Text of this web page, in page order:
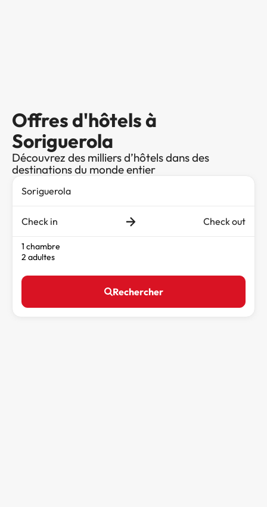
Offres d'hôtels à
Soriguerola
Découvrez des milliers d’hôtels dans des
destinations du monde entier
Check in Check out
1 chambre
2 adultes
Rechercher